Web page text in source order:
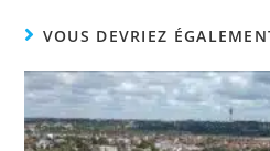
VOUS DEVRIEZ